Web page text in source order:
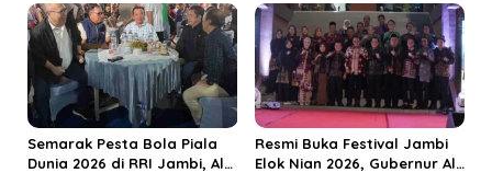
s
i
p
o
s
Semarak Pesta Bola Piala
Dunia 2026 di RRI Jambi, Al
Resmi Buka Festival Jambi
Elok Nian 2026, Gubernur Al